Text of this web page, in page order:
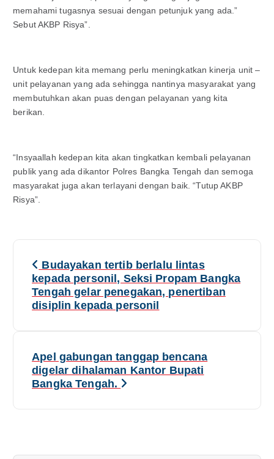
memahami tugasnya sesuai dengan petunjuk yang ada.”
Sebut AKBP Risya”.
Untuk kedepan kita memang perlu meningkatkan kinerja unit –
unit pelayanan yang ada sehingga nantinya masyarakat yang
membutuhkan akan puas dengan pelayanan yang kita
berikan.
“Insyaallah kedepan kita akan tingkatkan kembali pelayanan
publik yang ada dikantor Polres Bangka Tengah dan semoga
masyarakat juga akan terlayani dengan baik. “Tutup AKBP
Risya”.
Budayakan tertib berlalu lintas
kepada personil, Seksi Propam Bangka
Tengah gelar penegakan, penertiban
disiplin kepada personil
Apel gabungan tanggap bencana
digelar dihalaman Kantor Bupati
Bangka Tengah.